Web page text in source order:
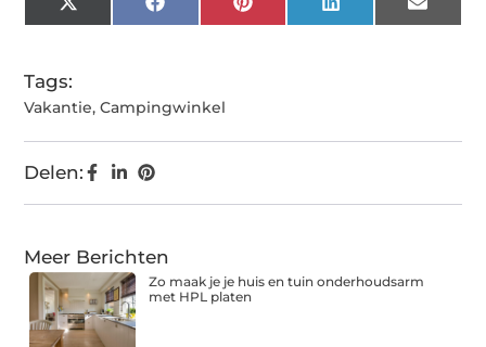
X
(Twitter)
FacebookPinterestLinkedIn Email
Tags:
Vakantie,Campingwinkel
Delen:
Meer Berichten
Zo maak je je huis en tuin onderhoudsarm
met HPL platen